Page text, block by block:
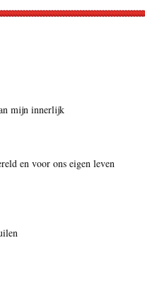
mijn innerlijk
en voor ons eigen leven